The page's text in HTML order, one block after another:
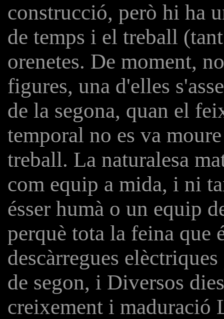
construcció, però hi ha
de temps i el treball
orenetes. De moment,
figures, una d'elles
de la segona, quan el
temporal no es va
treball. La naturalesa
com equip a mida, i ni
ésser humà o un equip
perquè tota la feina que
descàrregues
de segon, i Diversos
creixement i maduració